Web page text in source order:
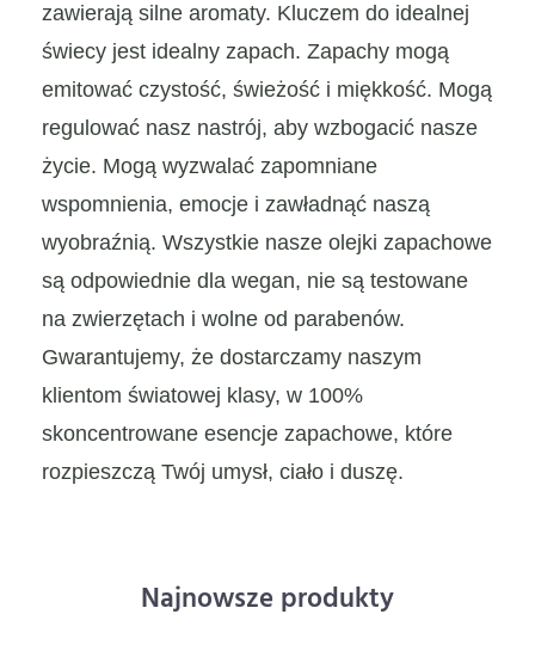
zawierają silne aromaty. Kluczem do idealnej
świecy jest idealny zapach. Zapachy mogą
emitować czystość, świeżość i miękkość. Mogą
regulować nasz nastrój, aby wzbogacić nasze
życie. Mogą wyzwalać zapomniane
wspomnienia, emocje i zawładnąć naszą
wyobraźnią. Wszystkie nasze olejki zapachowe
są odpowiednie dla wegan, nie są testowane
na zwierzętach i wolne od parabenów.
Gwarantujemy, że dostarczamy naszym
klientom światowej klasy, w 100%
skoncentrowane esencje zapachowe, które
rozpieszczą Twój umysł, ciało i duszę.
Najnowsze produkty